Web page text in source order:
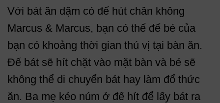
Với bát ăn dặm có đế hút chân không
Marcus & Marcus, bạn có thể để bé của
bạn có khoảng thời gian thú vị tại bàn ăn.
Đế bát sẽ hít chặt vào mặt bàn và bé sẽ
không thể di chuyển bát hay làm đổ thức
ăn. Ba mẹ kéo núm ở đế hít để lấy bát ra